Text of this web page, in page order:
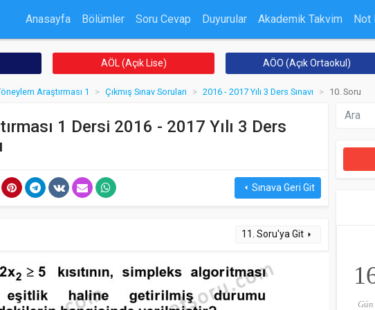
Anasayfa Bölümler Soru Cevap Duyurular Akademik Takvim Not
AÖL (Açık Lise) AÖO (Açık Ortaokul)
Araştırması 1 Çıkmış Sınav Soruları 2016 - 2017 Yılı 3 Ders Sınavı 10. Soru
1 Dersi 2016 - 2017 Yılı 3 Ders
arrow_leftSınava Geri Git
11. Soru'ya Git arrow_right
Gün